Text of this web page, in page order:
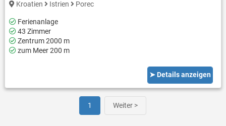
Kroatien Istrien Porec
Ferienanlage
43 Zimmer
Zentrum 2000 m
zum Meer 200 m
➤ Details anzeigen
1 Weiter >